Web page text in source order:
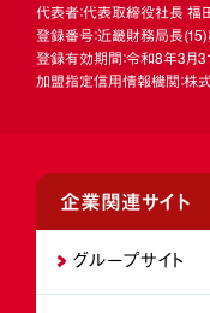
代表者：代表取締役社長 福
登録番号：近畿財務局長(15)
登録有効期間：令和8年3月
加盟指定信用情報機関：株
企業関連サイト
グループサイト